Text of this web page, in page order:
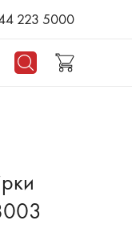
223 5000